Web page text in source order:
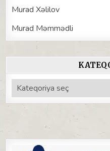
Murad Xəlilov
Murad Məmmədli
Kateqoriyalar